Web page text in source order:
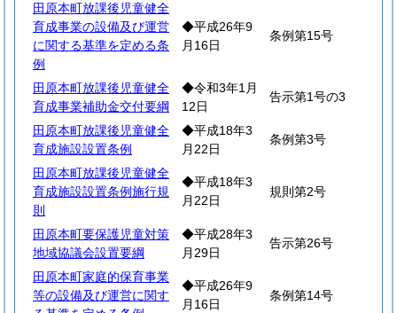
田原本町放課後児童健全
育成事業の設備及び運営
に関する基準を定める条
例
◆平成26年9
月16日
条例第15号
田原本町放課後児童健全
育成事業補助金交付要綱
◆令和3年1月
12日
告示第1号の3
田原本町放課後児童健全
育成施設設置条例
◆平成18年3
月22日
条例第3号
田原本町放課後児童健全
育成施設設置条例施行規
則
◆平成18年3
月22日
規則第2号
田原本町要保護児童対策
地域協議会設置要綱
◆平成28年3
月29日
告示第26号
田原本町家庭的保育事業
等の設備及び運営に関す
◆平成26年9
月16日
条例第14号